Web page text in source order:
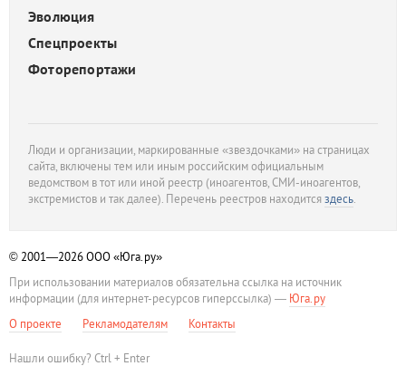
Эволюция
Спецпроекты
Фоторепортажи
Люди и организации, маркированные «звездочками» на страницах
сайта, включены тем или иным российским официальным
ведомством в тот или иной реестр (иноагентов, СМИ-иноагентов,
экстремистов и так далее). Перечень реестров находитсяздесь.
© 2001—2026ООО «Юга.ру»
При использовании материалов обязательна ссылка на источник
информации (для интернет-ресурсов гиперссылка) — Юга.ру
О проекте
Рекламодателям Контакты
Нашли ошибку? Ctrl + Enter